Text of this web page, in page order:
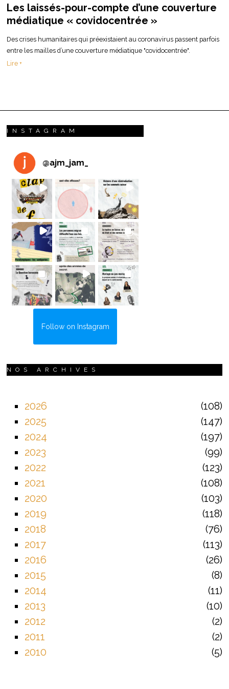
Les laissés-pour-compte d’une couverture
médiatique « covidocentrée »
Des crises humanitaires qui préexistaient au coronavirus passent parfois
entre les mailles d’une couverture médiatique "covidocentrée".
Lire +
INSTAGRAM
@ajm_jam_
Follow on Instagram
NOS ARCHIVES
2026
108
2025
147
2024
197
2023
99
2022
123
2021
108
2020
103
2019
118
2018
76
2017
113
2016
26
2015
8
2014
11
2013
10
2012
2
2011
2
2010
5